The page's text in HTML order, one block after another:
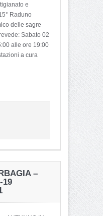
e
Raduno
delle sagre
Sabato 02
alle ore 19:00
a cura
–
19